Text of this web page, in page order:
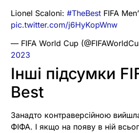
Lionel Scaloni: #TheBest FIFA
pic.twitter.com/j6HyKopWnw
— FIFA World Cup
2023
Інші підсумки
Best
Занадто контраверсійною
ФІФА. І якщо на появу в ній